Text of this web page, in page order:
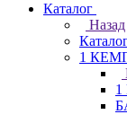
Каталог
Назад
1